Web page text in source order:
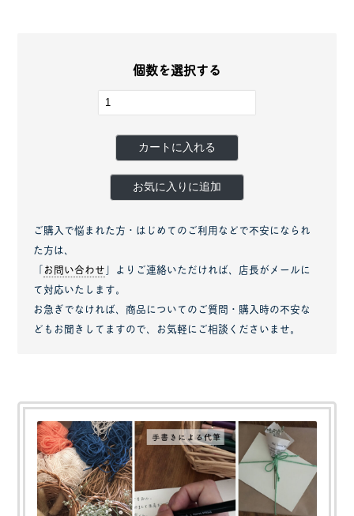
個数を選択する
カートに入れる
お気に入りに追加
ご購入で悩まれた方・はじめてのご利用などで不安になられ
た方は、
「お問い合わせ 」よりご連絡いただければ、店長がメールに
て対応いたします。
お急ぎでなければ、商品についてのご質問・購入時の不安な
どもお聞きしてますので、お気軽にご相談くださいませ。